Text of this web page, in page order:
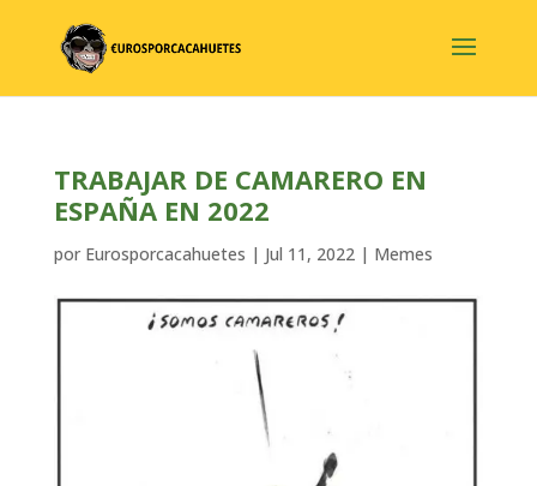
TRABAJAR DE CAMARERO EN
ESPAÑA EN 2022
por Eurosporcacahuetes | Jul 11, 2022| Memes